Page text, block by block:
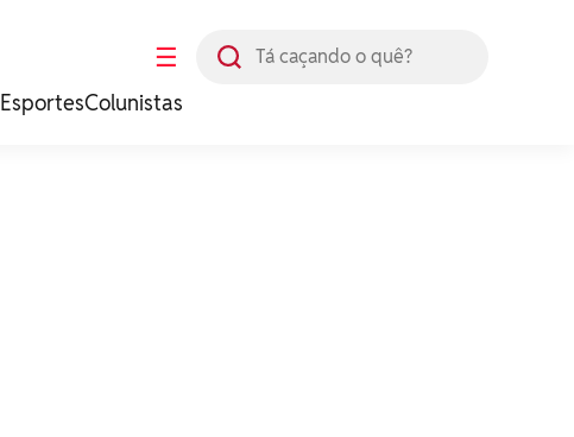
☰
EsportesColunistas